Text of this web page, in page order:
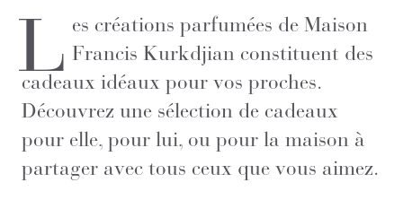
L es créations parfumées de Maison
Francis Kurkdjian constituent des
cadeaux idéaux pour vos proches.
Découvrez une sélection de cadeaux
pour elle, pour lui, ou pour la maison à
partager avec tous ceux que vous aimez.